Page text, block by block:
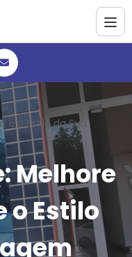
e o Estilo da Sua
Melhore
o Estilo